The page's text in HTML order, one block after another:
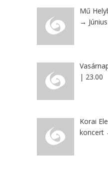
Mű
→
| 23.00
Korai
koncert